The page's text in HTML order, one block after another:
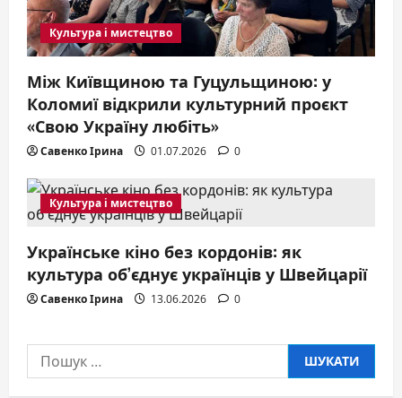
Культура і мистецтво
Між Київщиною та Гуцульщиною: у
Коломиї відкрили культурний проєкт
«Свою Україну любіть»
Савенко Ірина 01.07.2026 0
Культура і мистецтво
Українське кіно без кордонів: як
культура об’єднує українців у Швейцарії
Савенко Ірина 13.06.2026 0
Пошук: